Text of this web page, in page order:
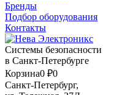
Бренды
Подбор оборудования
Контакты
Системы безопасности
в Санкт-Петербурге
Корзина0 ₽0
Санкт-Петербург,